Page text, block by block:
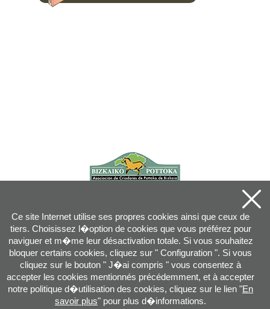
Ce site Internet utilise ses propres cookies ainsi que ceux de
tiers. Choisissez l�option de cookies que vous préférez pour
naviguer et m�me leur désactivation totale. Si vous souhaitez
bloquer certains cookies, cliquez sur " Configuration ". Si vous
cliquez sur le bouton " J�ai compris " vous consentez à
accepter les cookies mentionnés précédemment, et à accepter
notre politique d�utilisation des cookies, cliquez sur le lien "En
savoir plus" pour plus d�informations.